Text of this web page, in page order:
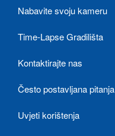
Nabavite svoju kameru
Time-Lapse Gradilišta
Kontaktirajte nas
Često postavljana pitanja
Uvjeti korištenja